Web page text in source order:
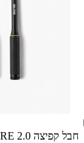
חבל קפיצה VELITES FIRE 2.0 - שחור